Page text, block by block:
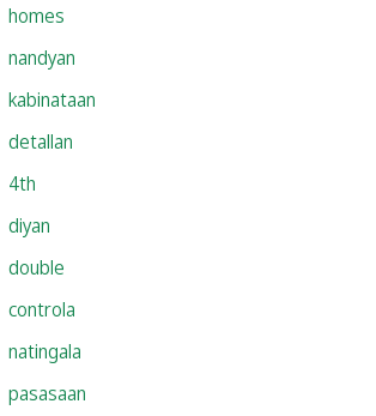
homes
nandyan
kabinataan
detallan
4th
diyan
double
controla
natingala
pasasaan